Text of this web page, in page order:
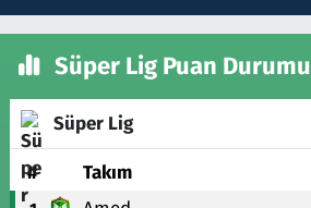
Süper Lig Puan Durumu
Süper Lig
# Takım